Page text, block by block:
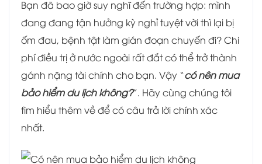
Bạn đã bao giờ suy nghĩ đến trường hợp: mình
đang đang tận hưởng kỳ nghỉ tuyệt vời thì lại bị
ốm đau, bệnh tật làm gián đoạn chuyến đi? Chi
phí điều trị ở nước ngoài rất đắt có thể trở thành
gánh nặng tài chính cho bạn. Vậy “có nên mua
bảo hiểm du lịch không?”. Hãy cùng chúng tôi
tìm hiểu thêm về để có câu trả lời chính xác
nhất.